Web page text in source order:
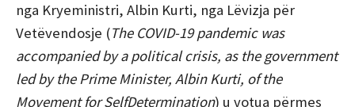
nga Kryeministri, Albin Kurti, nga Lëvizja për
Vetëvendosje (The COVID-19 pandemic was
accompanied by a political crisis, as the government
led by the Prime Minister, Albin Kurti, of the
Movement for SelfDetermination) u votua përmes